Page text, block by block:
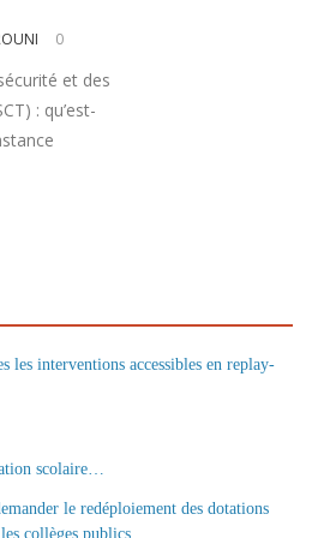
0
et des
: qu’est-
les interventions accessibles en replay-
scolaire…
le redéploiement des dotations
collèges publics